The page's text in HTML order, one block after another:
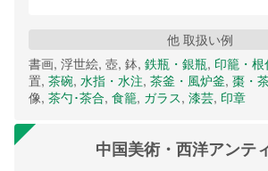
他 取扱い例
書画, 浮世絵, 壺, 鉢, 鉄瓶・銀瓶, 印籠・根
置, 茶碗, 水指・水注, 茶釜・風炉釜, 棗・
像, 茶勺･茶合, 食籠, ガラス, 漆芸, 印章
中国美術・西洋アンテ